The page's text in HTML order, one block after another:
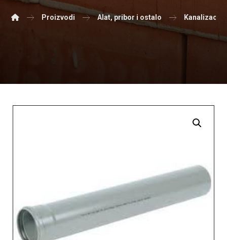
Proizvodi Alat, pribor i ostalo